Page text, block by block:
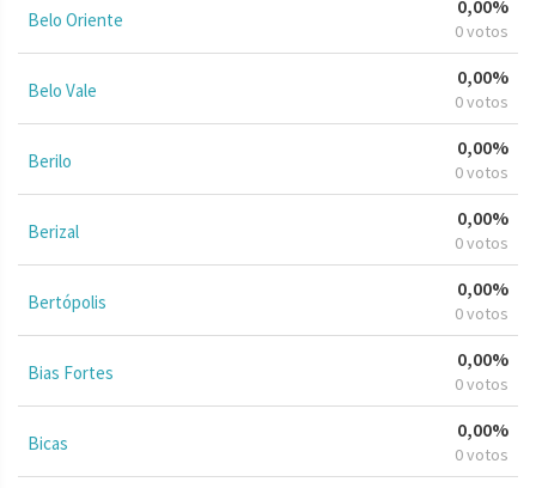
Belo Oriente
0,00%
0 votos
Belo Vale
0,00%
0 votos
Berilo
0,00%
0 votos
Berizal
0,00%
0 votos
Bertópolis
0,00%
0 votos
Bias Fortes
0,00%
0 votos
Bicas
0,00%
0 votos